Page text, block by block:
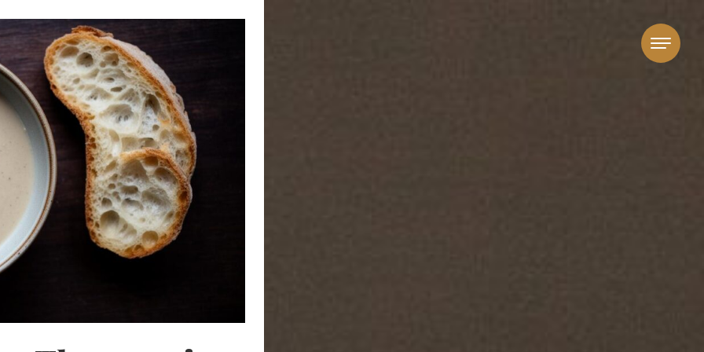
A PROPOS
Bonjour, je me présente je suis
Kannelle j’ai 46 ans et je cuisine
depuis toujours. Aujourd’hui je
souhaite vous partager toute mon
expérience et toute l’admiration que
j’ai envers la cuisine. Des mets
délicieux à vous faire partager mais
surtout beaucoup de plaisir.
Je vous souhaite une excellente
visite sur Knelle66. Régalez-vous !